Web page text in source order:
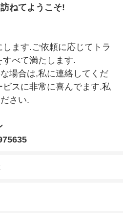
ねてようこそ!
ます.ご依頼に応じてトラ
すべて満たします.
場合は,私に連絡してくだ
スに非常に喜んでます.私
さい.